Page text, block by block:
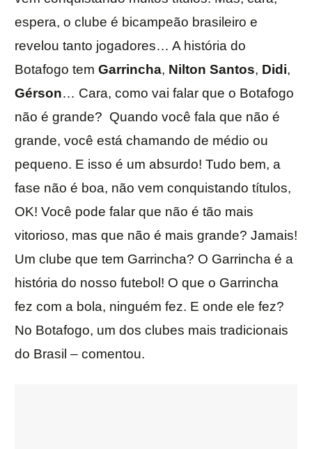
espera, o clube é bicampeão brasileiro e
revelou tanto jogadores… A história do
Botafogo tem Garrincha, Nilton Santos, Didi,
Gérson… Cara, como vai falar que o Botafogo
não é grande? Quando você fala que não é
grande, você está chamando de médio ou
pequeno. E isso é um absurdo! Tudo bem, a
fase não é boa, não vem conquistando títulos,
OK! Você pode falar que não é tão mais
vitorioso, mas que não é mais grande? Jamais!
Um clube que tem Garrincha? O Garrincha é a
história do nosso futebol! O que o Garrincha
fez com a bola, ninguém fez. E onde ele fez?
No Botafogo, um dos clubes mais tradicionais
do Brasil – comentou.